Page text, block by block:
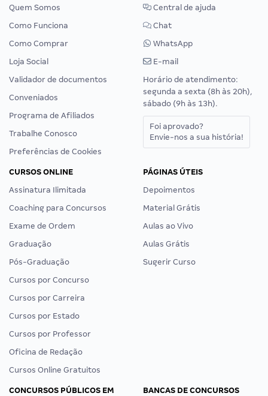
Quem Somos
Como Funciona
Como Comprar
Loja Social
Validador de documentos
Conveniados
Programa de Afiliados
Trabalhe Conosco
Preferências de Cookies
Central de ajuda
Chat
WhatsApp
E-mail
Horário de atendimento:
segunda a sexta (8h às 20h),
sábado (9h às 13h).
Foi aprovado?
Envie-nos a sua história!
CURSOS ONLINE
Assinatura Ilimitada
Coaching para Concursos
Exame de Ordem
Graduação
Pós-Graduação
Cursos por Concurso
Cursos por Carreira
Cursos por Estado
Cursos por Professor
Oficina de Redação
Cursos Online Gratuitos
PÁGINAS ÚTEIS
Depoimentos
Material Grátis
Aulas ao Vivo
Aulas Grátis
Sugerir Curso
CONCURSOS PÚBLICOS EM
BANCAS DE CONCURSOS